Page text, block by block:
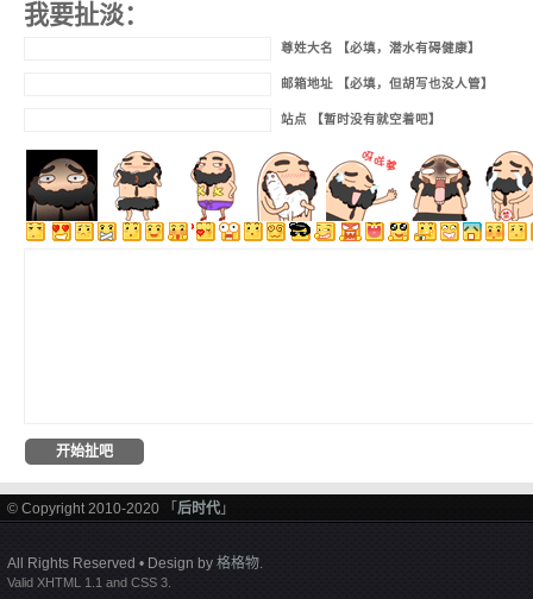
我要扯淡：
尊姓大名 【必填，潜水有碍健康】
邮箱地址 【必填，但胡写也没人管】
站点 【暂时没有就空着吧】
© Copyright 2010-2020 「 后时代 」
All Rights Reserved • Design by 格格物.
Valid XHTML 1.1 and CSS 3.